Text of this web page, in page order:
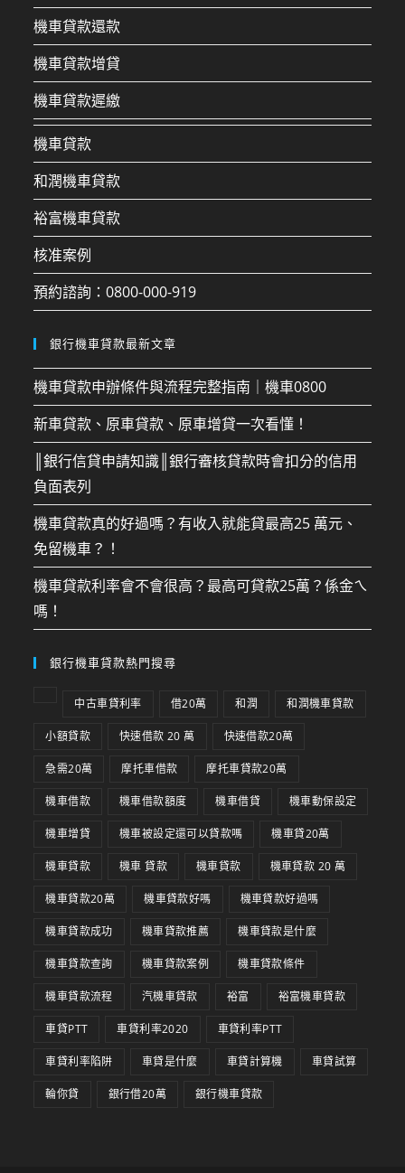
機車貸款還款
機車貸款增貸
機車貸款遲繳
機車貸款
和潤機車貸款
裕富機車貸款
核准案例
預約諮詢：0800-000-919
銀行機車貸款最新文章
機車貸款申辦條件與流程完整指南｜機車0800
新車貸款、原車貸款、原車增貸一次看懂！
║銀行信貸申請知識║銀行審核貸款時會扣分的信用
負面表列
機車貸款真的好過嗎？有收入就能貸最高25 萬元、
免留機車？！
機車貸款利率會不會很高？最高可貸款25萬？係金ㄟ
嗎！
銀行機車貸款熱門搜尋
中古車貸利率 借20萬 和潤 和潤機車貸款
小額貸款 快速借款 20 萬 快速借款20萬
急需20萬 摩托車借款 摩托車貸款20萬
機車借款 機車借款額度 機車借貸 機車動保設定
機車增貸 機車被設定還可以貸款嗎 機車貸20萬
機車貸款 機車 貸款 機車貸款 機車貸款 20 萬
機車貸款20萬 機車貸款好嗎 機車貸款好過嗎
機車貸款成功 機車貸款推薦 機車貸款是什麼
機車貸款查詢 機車貸款案例 機車貸款條件
機車貸款流程 汽機車貸款 裕富 裕富機車貸款
車貸PTT 車貸利率2020 車貸利率PTT
車貸利率陷阱 車貸是什麼 車貸計算機 車貸試算
輪你貸 銀行借20萬 銀行機車貸款